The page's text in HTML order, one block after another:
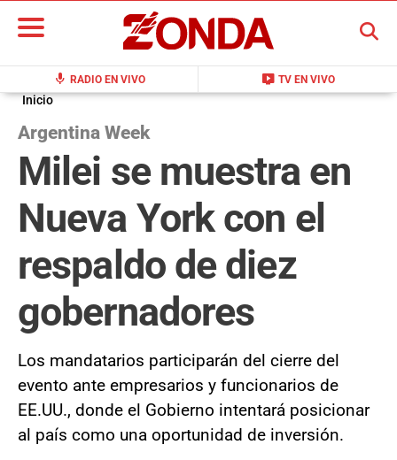
mic RADIO EN VIVO live_tv TV EN VIVO
BUSCAR
Inicio
Argentina Week
Milei se muestra en
Nueva York con el
respaldo de diez
gobernadores
Los mandatarios participarán del cierre del
evento ante empresarios y funcionarios de
EE.UU., donde el Gobierno intentará posicionar
al país como una oportunidad de inversión.